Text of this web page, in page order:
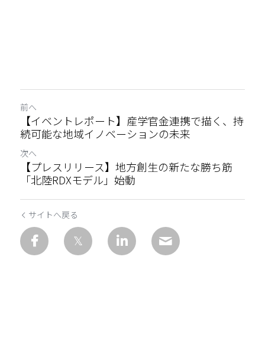
前へ
【イベントレポート】産学官金連携で描く、持
続可能な地域イノベーションの未来
次へ
【プレスリリース】地方創生の新たな勝ち筋
「北陸RDXモデル」始動
サイトへ戻る